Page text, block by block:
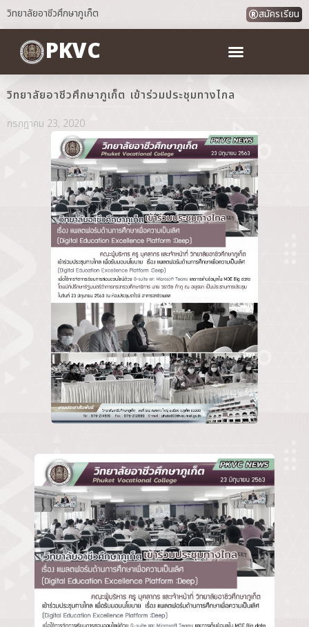
วิทยาลัยอาชีวศึกษาภูเก็ต สมัครเรียน
PKVC
วิทยาลัยอาชีวศึกษาภูเก็ต เข้าร่วมประชุมทางไกล
กรกฎาคม 23, 2020